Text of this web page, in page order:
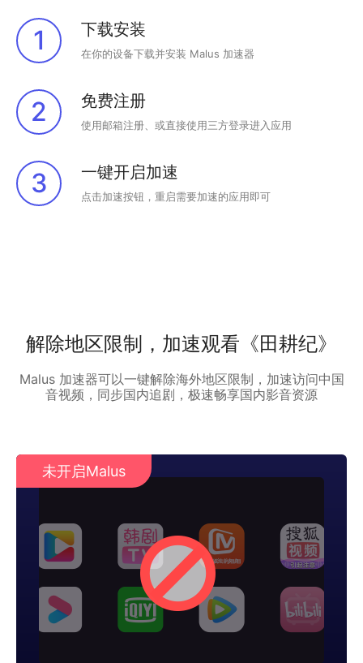
1 下载安装
在你的设备下载并安装 Malus 加速器
2 免费注册
使用邮箱注册、或直接使用三方登录进入应用
3 一键开启加速
点击加速按钮，重启需要加速的应用即可
解除地区限制，加速观看《田耕纪》
Malus 加速器可以一键解除海外地区限制，加速访问中国
音视频，同步国内追剧，极速畅享国内影音资源
未开启Malus